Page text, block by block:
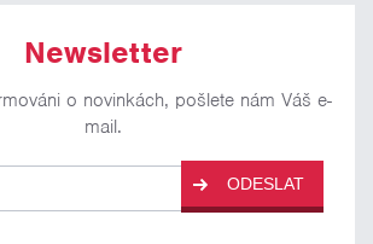
Newsletter
o novinkách, pošlete nám Váš e-
mail.
ODESLAT